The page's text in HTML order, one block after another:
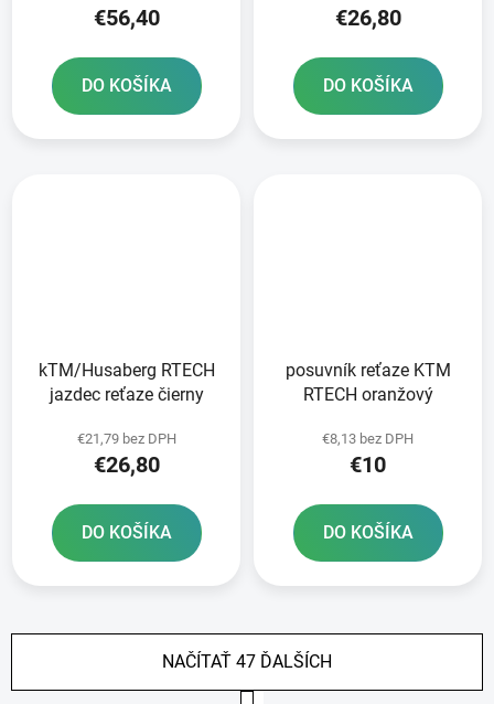
€56,40
DO KOŠÍKA
€26,80
DO KOŠÍKA
kTM/Husaberg RTECH
jazdec reťaze čierny
€21,79 bez DPH
€26,80
DO KOŠÍKA
posuvník reťaze KTM
RTECH oranžový
€8,13 bez DPH
€10
DO KOŠÍKA
NAČÍTAŤ 47 ĎALŠÍCH